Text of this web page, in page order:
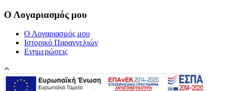
Ο Λογαριασμός μου
Ο Λογαριασμός μου
Ιστορικό Παραγγελιών
Ενημερώσεις